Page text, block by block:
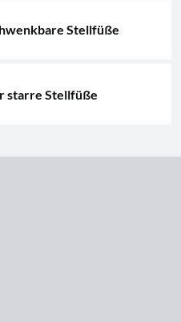
Stellfüße
starre Stellfüße